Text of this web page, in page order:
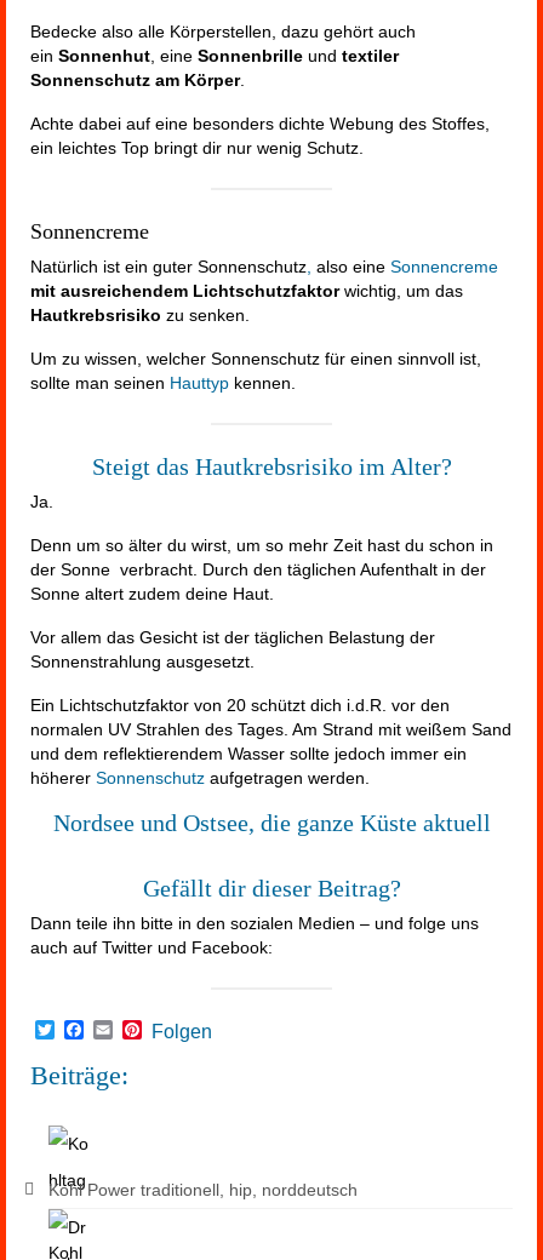
Bedecke also alle Körperstellen, dazu gehört auch
ein Sonnenhut , eine Sonnenbrille und textiler
Sonnenschutz am Körper.
Achte dabei auf eine besonders dichte Webung des Stoffes,
ein leichtes Top bringt dir nur wenig Schutz.
Sonnencreme
Natürlich ist ein guter Sonnenschutz, also eine Sonnencreme
mit ausreichendem Lichtschutzfaktorwichtig, um das
Hautkrebsrisiko zu senken.
Um zu wissen, welcher Sonnenschutz für einen sinnvoll ist,
sollte man seinen Hauttyp kennen.
Steigt das Hautkrebsrisiko im Alter?
Ja.
Denn um so älter du wirst, um so mehr Zeit hast du schon in
der Sonne verbracht. Durch den täglichen Aufenthalt in der
Sonne altert zudem deine Haut.
Vor allem das Gesicht ist der täglichen Belastung der
Sonnenstrahlung ausgesetzt.
Ein Lichtschutzfaktor von 20 schützt dich i.d.R. vor den
normalen UV Strahlen des Tages. Am Strand mit weißem Sand
und dem reflektierendem Wasser sollte jedoch immer ein
höherer Sonnenschutz aufgetragen werden.
Nordsee und Ostsee, die ganze Küste aktuell
Gefällt dir dieser Beitrag?
Dann teile ihn bitte in den sozialen Medien – und folge uns
auch auf Twitter und Facebook:
TwitterFacebook
EmailPinterest
Folgen
Beiträge:
Kohl Power traditionell, hip, norddeutsch